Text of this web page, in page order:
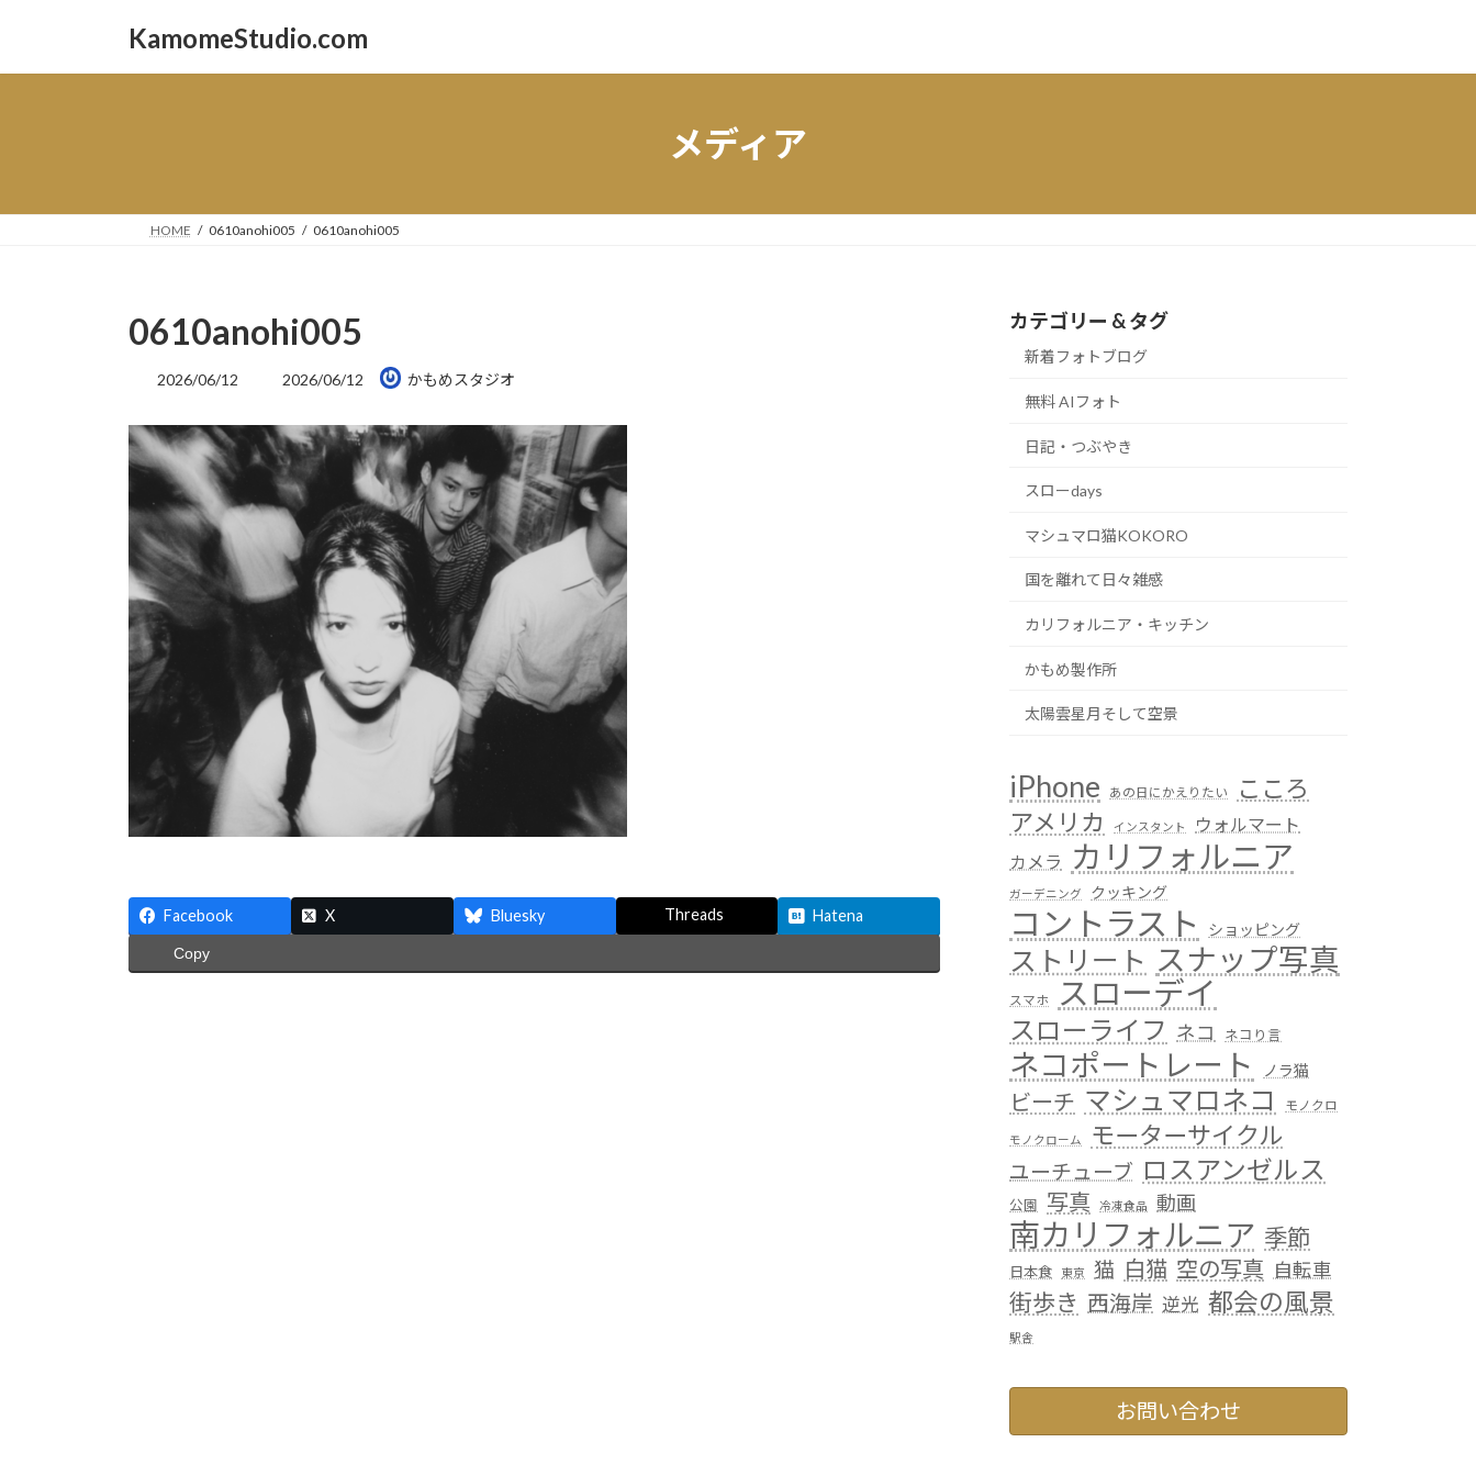
KamomeStudio.com
メディア
HOME 0610anohi005 0610anohi005
0610anohi005
2026/06/12
最
新
日
時
:
2026/06/12 かもめスタジオ
Facebook X Bluesky Threads Hatena
Copy
カテゴリー & タグ
新着フォトブログ
無料 AIフォト
日記・つぶやき
スローdays
マシュマロ猫KOKORO
国を離れて日々雑感
カリフォルニア・キッチン
かもめ製作所
太陽雲星月そして空景
iPhone あの日にかえりたい
こころ
アメリカ
インスタント
ウォルマート
カメラ
カリフォルニア
ガーデニング クッキング
コントラスト ショッピング
ストリート スナップ写真
スマホ スローデイ
スローライフ ネコ ネコり言
ネコポートレート ノラ猫
ビーチ マシュマロネコ モノクロ
モノクローム モーターサイクル
ユーチューブ ロスアンゼルス
公園 写真 冷凍食品 動画
南カリフォルニア 季節
日本食 東京 猫 白猫 空の写真 自転車
街歩き 西海岸 逆光 都会の風景
駅舎
お問い合わせ